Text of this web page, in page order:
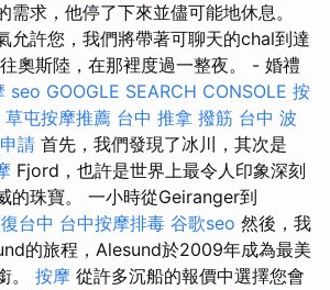
需求，他停了下來並儘可能地休息。
允許您，我們將帶著可聊天的chal到達
奧斯陸，在那裡度過一整夜。 - 婚禮
seo GOOGLE SEARCH CONSOLE 按
草屯按摩推薦 台中 推拿 撥筋 台中 波
請 首先，我們發現了冰川，其次是
Fjord，也許是世界上最令人印象深刻
的珠寶。 一小時從Geiranger到
台中 台中按摩排毒 谷歌seo 然後，我
的旅程，Alesund於2009年成為最美
。 按摩 從許多沉船的報價中選擇您會